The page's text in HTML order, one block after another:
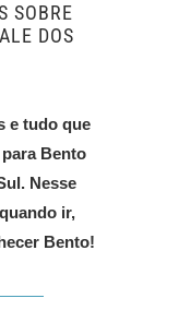
SOBRE
DOS
e tudo que
Bento
Nesse
ir,
Bento!